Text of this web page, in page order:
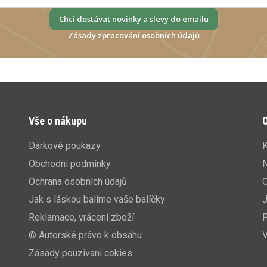
Chci dostávat novinky a slevy do emailu
Zásady zpracování osobních údajů
Vše o nákupu
Dárkové poukazy
Obchodní podmínky
Ochrana osobních údajů
Jak s láskou balíme vaše balíčky
Reklamace, vrácení zboží
© Autorské právo k obsahu
Zásady pouzivani cokies